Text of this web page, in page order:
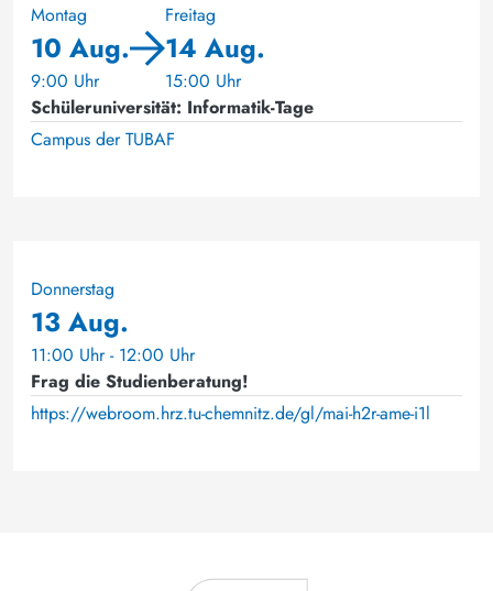
Montag
10 Aug.
9:00 Uhr
Freitag
14 Aug.
15:00 Uhr
Schüleruniversität: Informatik-Tage
Campus der TUBAF
Donnerstag
13 Aug.
11:00 Uhr - 12:00 Uhr
Frag die Studienberatung!
https://webroom.hrz.tu-chemnitz.de/gl/mai-h2r-ame-i1l